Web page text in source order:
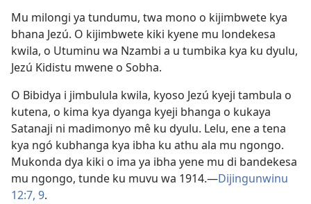
Mu milongi ya tundumu, twa mono o kijimbwete kya
bhana Jezú. O kijimbwete kiki kyene mu londekesa
kwila, o Utuminu wa Nzambi a u tumbika kya ku dyulu,
Jezú Kidistu mwene o Sobha.
O Bibidya i jimbulula kwila, kyoso Jezú kyeji tambula o
kutena, o kima kya dyanga kyeji bhanga o kukaya
Satanaji ni madimonyo mê ku dyulu. Lelu, ene a tena
kya ngó kubhanga kya ibha ku athu ala mu ngongo.
Mukonda dya kiki o ima ya ibha yene mu di bandekesa
mu ngongo, tunde ku muvu wa 1914.—Dijingunwinu
12:7, 9.